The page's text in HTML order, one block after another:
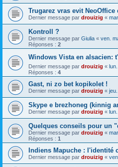
Trugarez vras evit NeoOffice
Dernier message par drouizig «
Kontroll ?
Dernier message par Giulia « ven.
Réponses : 2
Windows Vista en alsacien:
Dernier message par drouizig «
Réponses : 4
Gast, ni zo bet kopikolet !
Dernier message par drouizig «
Skype e brezhoneg (kinnig
Dernier message par drouizig «
Quelques conseils pour un
Dernier message par drouizig «
Réponses : 1
Indiens Mapuche : l'identité
Dernier message par drouizig «